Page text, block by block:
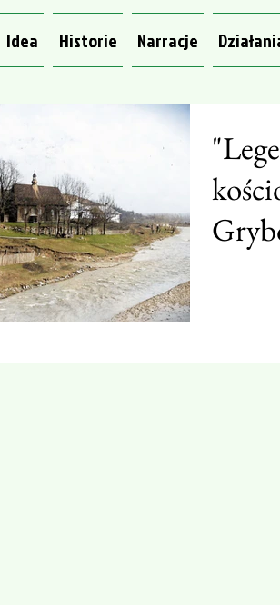
Idea Historie Narracje